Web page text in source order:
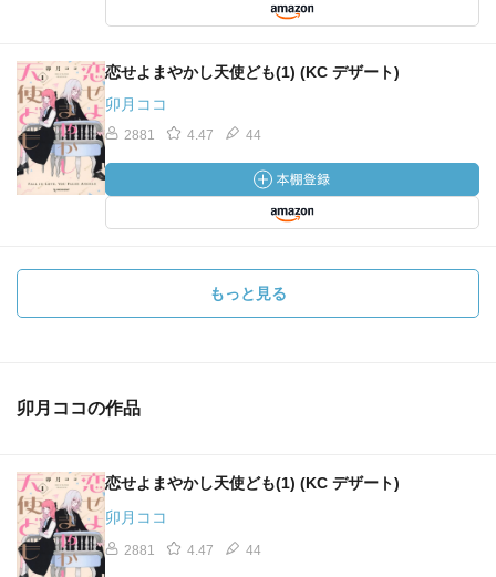
恋せよまやかし天使ども(1) (KC デザート)
卯月ココ
2881 4.47 44
もっと見る
卯月ココの作品
恋せよまやかし天使ども(1) (KC デザート)
卯月ココ
2881 4.47 44